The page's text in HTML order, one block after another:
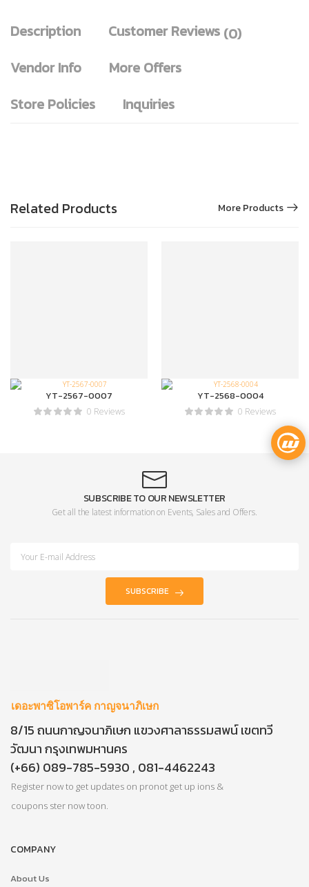
Description Customer Reviews (0)
Vendor Info
More Offers
Store Policies
Inquiries
Related Products More Products
YT-2567-0007
0 Reviews
YT-2568-0004
0 Reviews
SUBSCRIBE TO OUR NEWSLETTER
Get all the latest information on Events, Sales and Offers.
SUBSCRIBE
เดอะพาซิโอพาร์ค กาญจนาภิเษก
8/15 ถนนกาญจนาภิเษก แขวงศาลาธรรมสพน์ เขตทวี
วัฒนา กรุงเทพมหานคร
(+66) 089-785-5930 , 081-4462243
Register now to get updates on pronot get up ions &
coupons ster now toon.
COMPANY
About Us